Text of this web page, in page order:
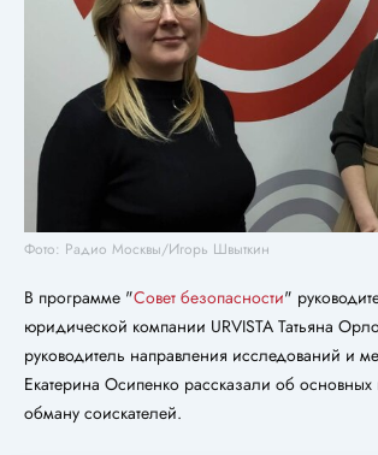
Фото: Радио Москвы/Игорь Швыткин
В программе "Совет безопасности"
юридической компании URVISTA Татьяна
руководитель направления исследований и
Екатерина Осипенко рассказали об
обману соискателей.